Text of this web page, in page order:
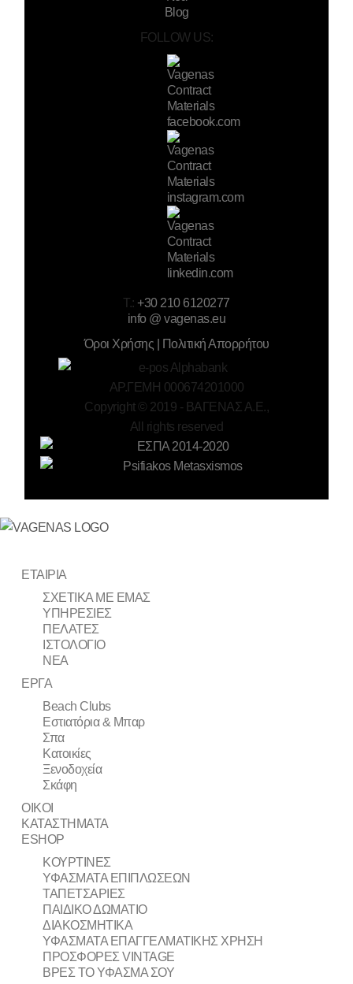
Blog
FOLLOW US:
T.:+30 210 6120277
info @ vagenas.eu
Όροι Χρήσης | Πολιτική Απορρήτου
ΑΡ.ΓΕΜΗ 000674201000
Copyright © 2019 - ΒΑΓΕΝΑΣ Α.Ε.,
All rights reserved
ΕΤΑΙΡΙΑ
ΣΧΕΤΙΚΑ ΜΕ ΕΜΑΣ
ΥΠΗΡΕΣΙΕΣ
ΠΕΛΑΤΕΣ
ΙΣΤΟΛΟΓΙΟ
ΝΕΑ
ΕΡΓΑ
Beach Clubs
Εστιατόρια & Μπαρ
Σπα
Κατοικίες
Ξενοδοχεία
Σκάφη
ΟΙΚΟΙ
ΚΑΤΑΣΤΗΜΑΤΑ
ESHOP
ΚΟΥΡΤΙΝΕΣ
ΥΦΑΣΜΑΤΑ ΕΠΙΠΛΩΣΕΩΝ
ΤΑΠΕΤΣΑΡΙΕΣ
ΠΑΙΔΙΚΟ ΔΩΜΑΤΙΟ
ΔΙΑΚΟΣΜΗΤΙΚΑ
ΥΦΑΣΜΑΤΑ ΕΠΑΓΓΕΛΜΑΤΙΚΗΣ ΧΡΗΣΗ
ΠΡΟΣΦΟΡΕΣ VINTAGE
ΒΡΕΣ ΤΟ ΥΦΑΣΜΑ ΣΟΥ